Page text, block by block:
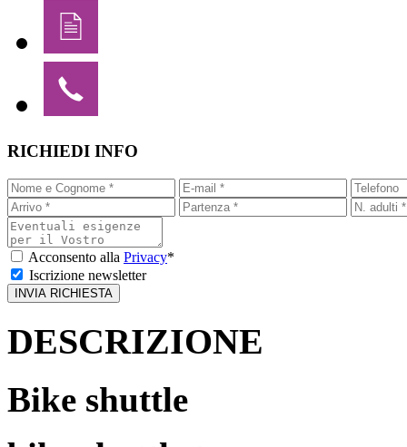
RICHIEDI INFO
Acconsento alla Privacy*
Iscrizione newsletter
DESCRIZIONE
Bike shuttle